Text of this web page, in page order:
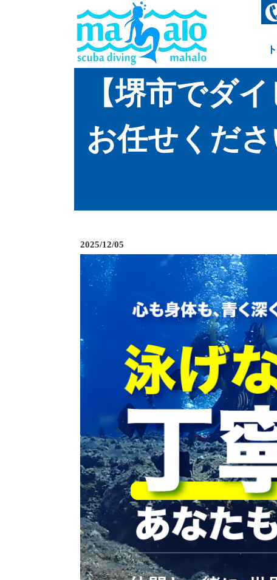
【堺市でダ
お任せくだ
2025/12/05